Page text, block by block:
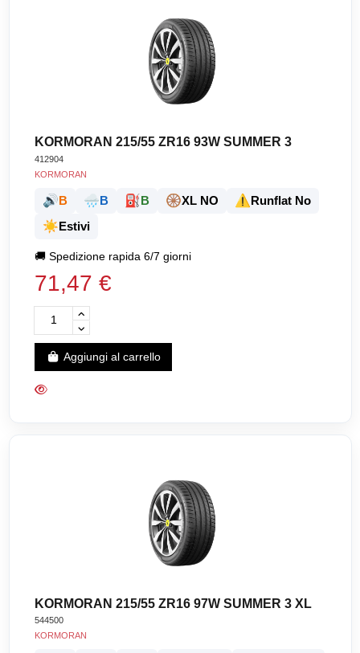
KORMORAN 215/55 ZR16 93W SUMMER 3
412904
KORMORAN
🔊B 🌧️B ⛽B 🛞XL NO ⚠️Runflat No
☀️Estivi
🚚Spedizione rapida 6/7 giorni
71,47 €
Aggiungi al carrello
KORMORAN 215/55 ZR16 97W SUMMER 3 XL
544500
KORMORAN